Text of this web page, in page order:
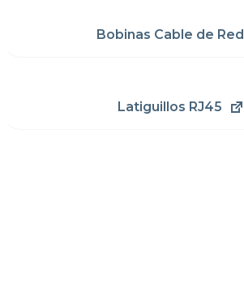
Bobinas Cable de Red
Latiguillos RJ45